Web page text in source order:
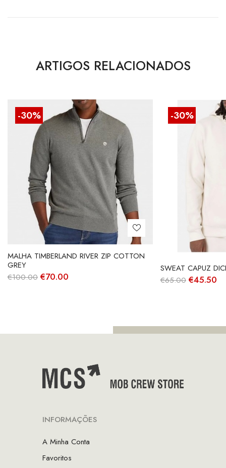
ARTIGOS RELACIONADOS
-30%
MALHA TIMBERLAND RIVER ZIP COTTON
GREY
€100.00 O
€70.00
-30%
SWEAT CAPUZ
€65.00 O
€45.50
INFORMAÇÕES
A Minha Conta
Favoritos